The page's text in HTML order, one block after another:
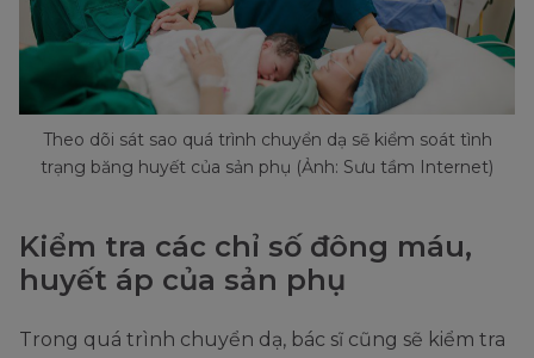
Theo dõi sát sao quá trình chuyển dạ sẽ kiểm soát tình
trạng băng huyết của sản phụ (Ảnh: Sưu tầm Internet)
Kiểm tra các chỉ số đông máu,
huyết áp của sản phụ
Trong quá trình chuyển dạ, bác sĩ cũng sẽ kiểm tra